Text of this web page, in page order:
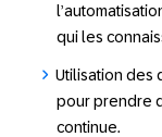
qui les
Utilisation des
pour prendre
continue.